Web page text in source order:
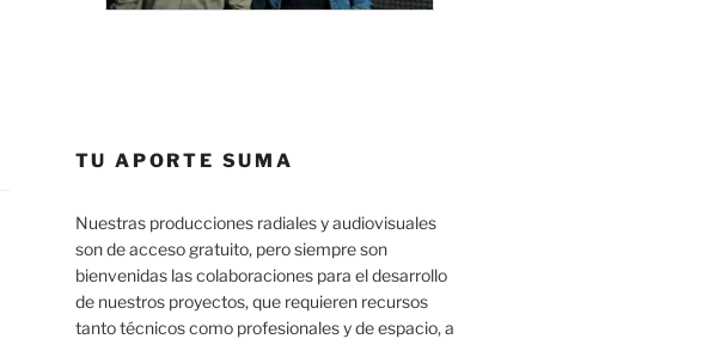
TU APORTE SUMA
Nuestras producciones radiales y audiovisuales
son de acceso gratuito, pero siempre son
bienvenidas las colaboraciones para el desarrollo
de nuestros proyectos, que requieren recursos
tanto técnicos como profesionales y de espacio, a